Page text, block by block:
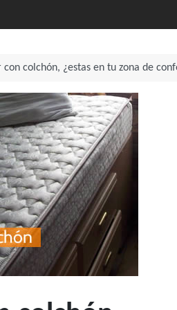
con colchón, ¿estas en tu zona de